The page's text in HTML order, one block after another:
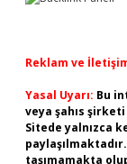
Reklam ve
Yasal Uyarı: Bu
veya şahıs
Sitede yalnızca
taşımamakta